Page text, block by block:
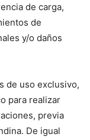
de carga,
de
y/o daños
de uso exclusivo,
para realizar
previa
De igual